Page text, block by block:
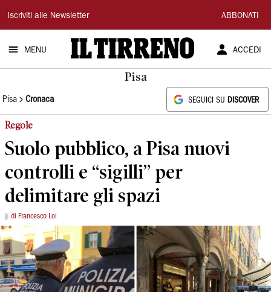
Il
Tirreno
Iscriviti alle Newsletter ABBONATI
MENU ACCEDI
Pisa
Pisa Cronaca SEGUICI SU DISCOVER
Regole
Suolo pubblico, a Pisa nuovi
controlli e “sigilli” per
delimitare gli spazi
di Francesco Loi